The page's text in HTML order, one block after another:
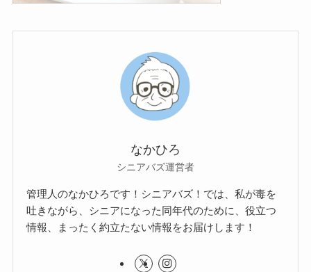
なかひろ
シニアバズ運営者
管理人のなかひろです！シニアバズ！では、私が毒を
吐きながら、シニアになった同年代のために、役立つ
情報、まったく約立たない情報をお届けします！